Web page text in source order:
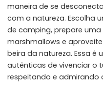
maneira de se
com a natureza. Escolha
de camping, prepare
marshmallows e
beira da natureza. Essa é
autênticas de vivenciar o
respeitando e admirando